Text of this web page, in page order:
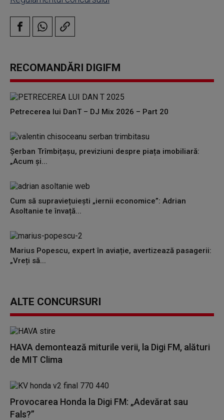
RECOMANDĂRI DIGIFM
Petrecerea lui DanT – DJ Mix 2026 – Part 20
Șerban Trîmbițașu, previziuni despre piața imobiliară:
„Acum și...
Cum să supraviețuiești „iernii economice”: Adrian
Asoltanie te învață...
Marius Popescu, expert în aviație, avertizează pasagerii:
„Vreți să...
ALTE CONCURSURI
HAVA demontează miturile verii, la Digi FM, alături
de MIT Clima
Provocarea Honda la Digi FM: „Adevărat sau
Fals?”